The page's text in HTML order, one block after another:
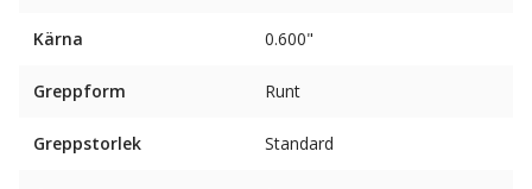
Kärna 0.600"
Greppform Runt
Greppstorlek Standard